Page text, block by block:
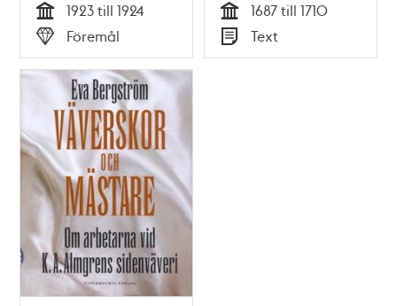
Tid
1923 till 1924
Typ
Föremål Tid
1687 till 1710
Typ
Text